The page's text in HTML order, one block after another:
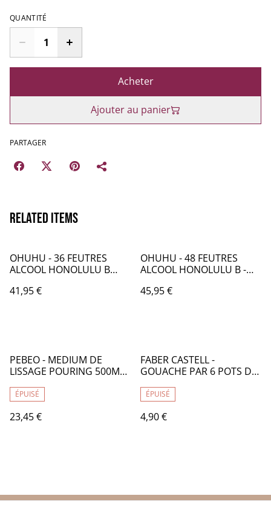
QUANTITÉ
Acheter
Ajouter au panier
PARTAGER
Related items
OHUHU - 36 FEUTRES
ALCOOL HONOLULU B
POINTE : PINCEAU ET FINE
41,95 €
OHUHU - 48 FEUTRES
ALCOOL HONOLULU B -
PINCEAU ET FINE - OH006
45,95 €
PEBEO - MEDIUM DE
LISSAGE POURING 500ML -
ÉPUISÉ
23,45 €
FABER CASTELL -
GOUACHE PAR 6 POTS DE
ÉPUISÉ
4,90 €